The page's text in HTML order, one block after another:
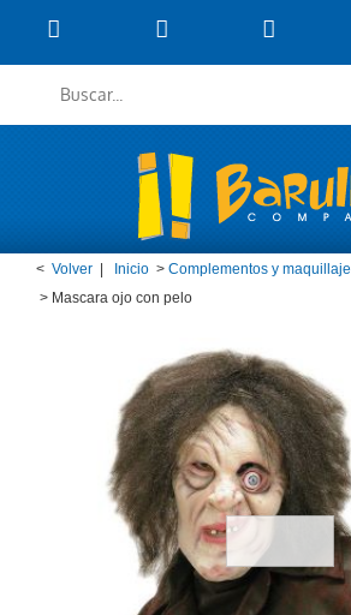
< Volver Inicio > Complementos y maquillaje
> Mascara ojo con pelo